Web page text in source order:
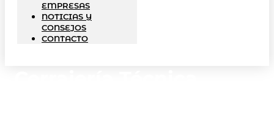
EMPRESAS
NOTICIAS Y
CONSEJOS
CONTACTO